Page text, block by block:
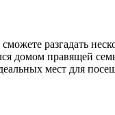
разгадать
домом правящей
мест для